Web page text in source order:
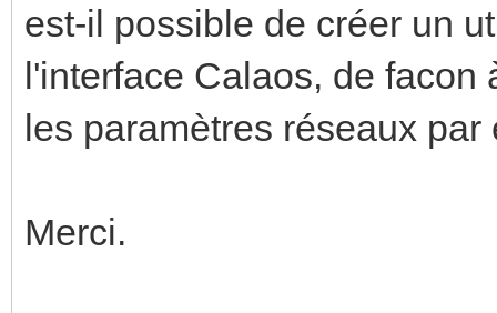
est-il possible de créer un
l'interface Calaos, de facon
les paramètres réseaux par
Merci.